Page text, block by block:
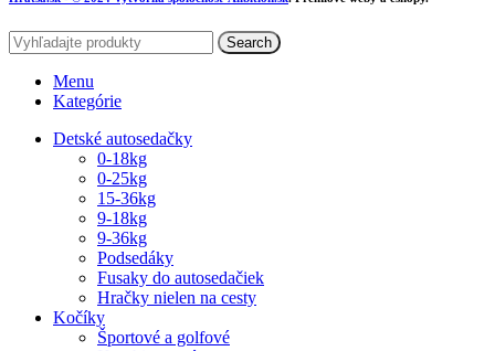
Search
Menu
Kategórie
Detské autosedačky
0-18kg
0-25kg
15-36kg
9-18kg
9-36kg
Podsedáky
Fusaky do autosedačiek
Hračky nielen na cesty
Kočíky
Športové a golfové